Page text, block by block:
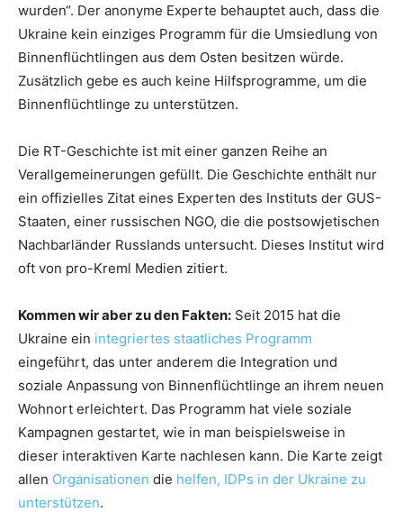
wurden“. Der anonyme Experte behauptet auch, dass die
Ukraine kein einziges Programm für die Umsiedlung von
Binnenflüchtlingen aus dem Osten besitzen würde.
Zusätzlich gebe es auch keine Hilfsprogramme, um die
Binnenflüchtlinge zu unterstützen.
Die RT-Geschichte ist mit einer ganzen Reihe an
Verallgemeinerungen gefüllt. Die Geschichte enthält nur
ein offizielles Zitat eines Experten des Instituts der GUS-
Staaten, einer russischen NGO, die die postsowjetischen
Nachbarländer Russlands untersucht. Dieses Institut wird
oft von pro-Kreml Medien zitiert.
Kommen wir aber zu den Fakten: Seit 2015 hat die
Ukraine ein integriertes staatliches Programm
eingeführt, das unter anderem die Integration und
soziale Anpassung von Binnenflüchtlinge an ihrem neuen
Wohnort erleichtert. Das Programm hat viele soziale
Kampagnen gestartet, wie in man beispielsweise in
dieser interaktiven Karte nachlesen kann. Die Karte zeigt
allen Organisationen die helfen, IDPs in der Ukraine zu
unterstützen.